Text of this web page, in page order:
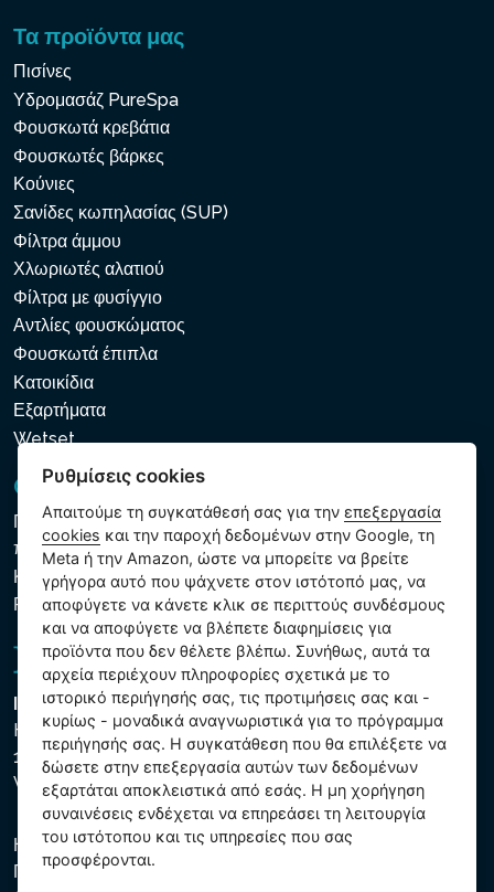
Τα προϊόντα μας
Πισίνες
Υδρομασάζ PureSpa
Φουσκωτά κρεβάτια
Φουσκωτές βάρκες
Κούνιες
Σανίδες κωπηλασίας (SUP)
Φίλτρα άμμου
Χλωριωτές αλατιού
Φίλτρα με φυσίγγιο
Αντλίες φουσκώματος
Φουσκωτά έπιπλα
Κατοικίδια
Εξαρτήματα
Wetset
GDPR και Cookies
Πολιτική προστασίας προσωπικών και λοιπών δεδομένων
που υποβάλλονται σε επεξεργασία
Κανόνες χρήσης των αρχείων cookie
Ρυθμίσεις cookies
Intex Trading, s.r.o.
Hradecká 2526/3
130 00 Praha 3
Vinohrady - Česká republika
Η εταιρεία είναι εγγεγραμμένη στο Δημοτικό Δικαστήριο της
Πράγας, μέρος C, αύξ. αριθ. 74759. ΑΜΕ 26150808, ΑΦΜ
Ρυθμίσεις cookies
Απαιτούμε τη συγκατάθεσή σας για τηνεπεξεργασία
cookies και την παροχή δεδομένων στην Google, τη
Meta ή την Amazon, ώστε να μπορείτε να βρείτε
γρήγορα αυτό που ψάχνετε στον ιστότοπό μας, να
αποφύγετε να κάνετε κλικ σε περιττούς συνδέσμους
και να αποφύγετε να βλέπετε διαφημίσεις για
προϊόντα που δεν θέλετε βλέπω. Συνήθως, αυτά τα
αρχεία περιέχουν πληροφορίες σχετικά με το
ιστορικό περιήγησής σας, τις προτιμήσεις σας και -
κυρίως - μοναδικά αναγνωριστικά για το πρόγραμμα
περιήγησής σας. Η συγκατάθεση που θα επιλέξετε να
δώσετε στην επεξεργασία αυτών των δεδομένων
εξαρτάται αποκλειστικά από εσάς. Η μη χορήγηση
συναινέσεις ενδέχεται να επηρεάσει τη λειτουργία
του ιστότοπου και τις υπηρεσίες που σας
προσφέρονται.